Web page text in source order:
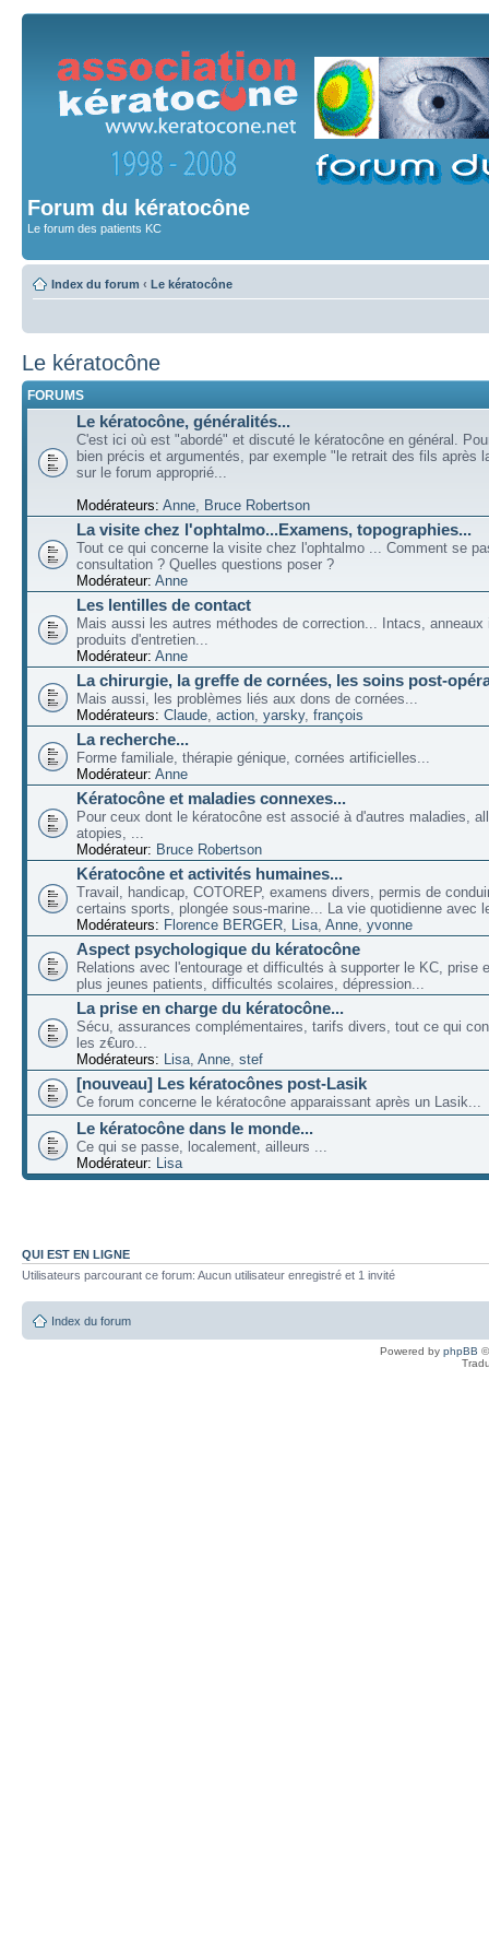
Forum du kératocône
Le forum des patients KC
Index du forum ‹ Le kératocône
Le kératocône
FORUMS
Le kératocône, généralités...
C'est ici où est "abordé" et discuté le kératocône en général.
bien précis et argumentés, par exemple "le retrait des fils après
sur le forum approprié...
Modérateurs: Anne Bruce Robertson
La visite chez l'ophtalmo...Examens, topographies...
Tout ce qui concerne la visite chez l'ophtalmo ... Comment se
consultation ? Quelles questions poser ?
Modérateur: Anne
Les lentilles de contact
Mais aussi les autres méthodes de correction... Intacs, anneaux
produits d'entretien...
Modérateur: Anne
La chirurgie, la greffe de cornées, les soins post-
Mais aussi, les problèmes liés aux dons de cornées...
Modérateurs: Claude action yarsky, françois
La recherche...
Forme familiale, thérapie génique, cornées artificielles...
Modérateur: Anne
Kératocône et maladies connexes...
Pour ceux dont le kératocône est associé à d'autres maladies,
atopies, ...
Modérateur: Bruce Robertson
Kératocône et activités humaines...
Travail, handicap, COTOREP, examens divers, permis de
certains sports, plongée sous-marine... La vie quotidienne avec
Modérateurs: Florence BERGER Lisa Anne yvonne
Aspect psychologique du kératocône
Relations avec l'entourage et difficultés à supporter le KC, prise
plus jeunes patients, difficultés scolaires, dépression...
La prise en charge du kératocône...
Sécu, assurances complémentaires, tarifs divers, tout ce qui
les z€uro...
Modérateurs: Lisa Anne stef
[nouveau] Les kératocônes post-Lasik
Ce forum concerne le kératocône apparaissant après un Lasik...
Le kératocône dans le monde...
Ce qui se passe, localement, ailleurs ...
Modérateur: Lisa
QUI EST EN LIGNE
Utilisateurs parcourant ce forum: Aucun utilisateur enregistré et 1 invité
Index du forum
Powered by phpBB